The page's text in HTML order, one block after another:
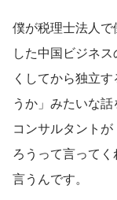
僕が税理士法人
した中国ビジネ
くしてから独立
うか」みたいな
コンサルタント
ろうって言って
言うんです。